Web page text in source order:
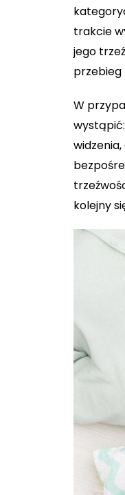
trakcie
jego
przebieg
W
kolejny